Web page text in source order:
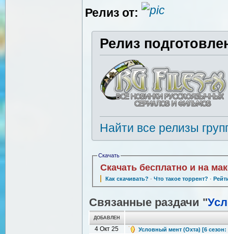
Релиз от:
Релиз
Найти все релизы
Скачать
Скачать бесплатно и на
Как скачивать? · Что такое торрент? ·
Связанные раздачи "
ДОБАВЛЕН
4 Окт 25 Условный мент (Охта) [6 сезон: